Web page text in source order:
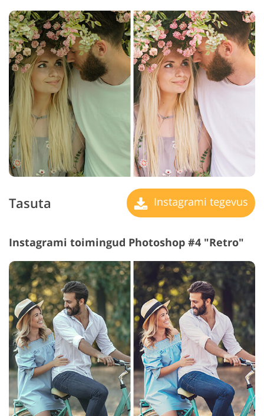
Tasuta Instagrami tegevus
Instagrami toimingud Photoshop #4 "Retro"